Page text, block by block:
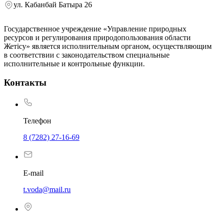
ул. Кабанбай Батыра 26
Государственное учреждение «Управление природных
ресурсов и регулирования природопользования области
Жетісу» является исполнительным органом, осуществляющим
в соответствии с законодательством специальные
исполнительные и контрольные функции.
Контакты
Телефон
8 (7282) 27-16-69
E-mail
t.voda@mail.ru